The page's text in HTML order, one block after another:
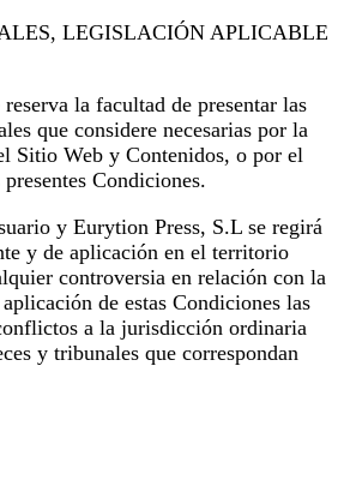
LEGISLACIÓN APLICABLE
reserva la facultad de presentar las
que considere necesarias por la
Sitio Web y Contenidos, o por el
Condiciones.
y Eurytion Press, S.L se regirá
y de aplicación en el territorio
controversia en relación con la
de estas Condiciones las
a la jurisdicción ordinaria
y tribunales que correspondan